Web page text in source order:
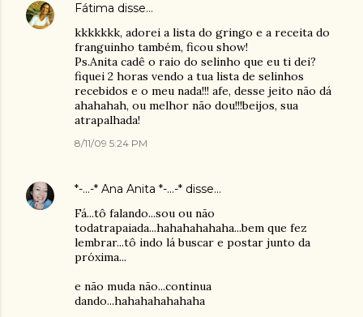
Fátima disse…
kkkkkkk, adorei a lista do gringo e a receita do
franguinho também, ficou show!
Ps.Anita cadê o raio do selinho que eu ti dei?
fiquei 2 horas vendo a tua lista de selinhos
recebidos e o meu nada!!! afe, desse jeito não dá
ahahahah, ou melhor não dou!!!beijos, sua
atrapalhada!
8/11/09 5:24 PM
*-...-* Ana Anita *-...-* disse…
Fá...tô falando...sou ou não
todatrapaiada...hahahahahaha...bem que fez
lembrar...tô indo lá buscar e postar junto da
próxima...
e não muda não...continua
dando...hahahahahahaha